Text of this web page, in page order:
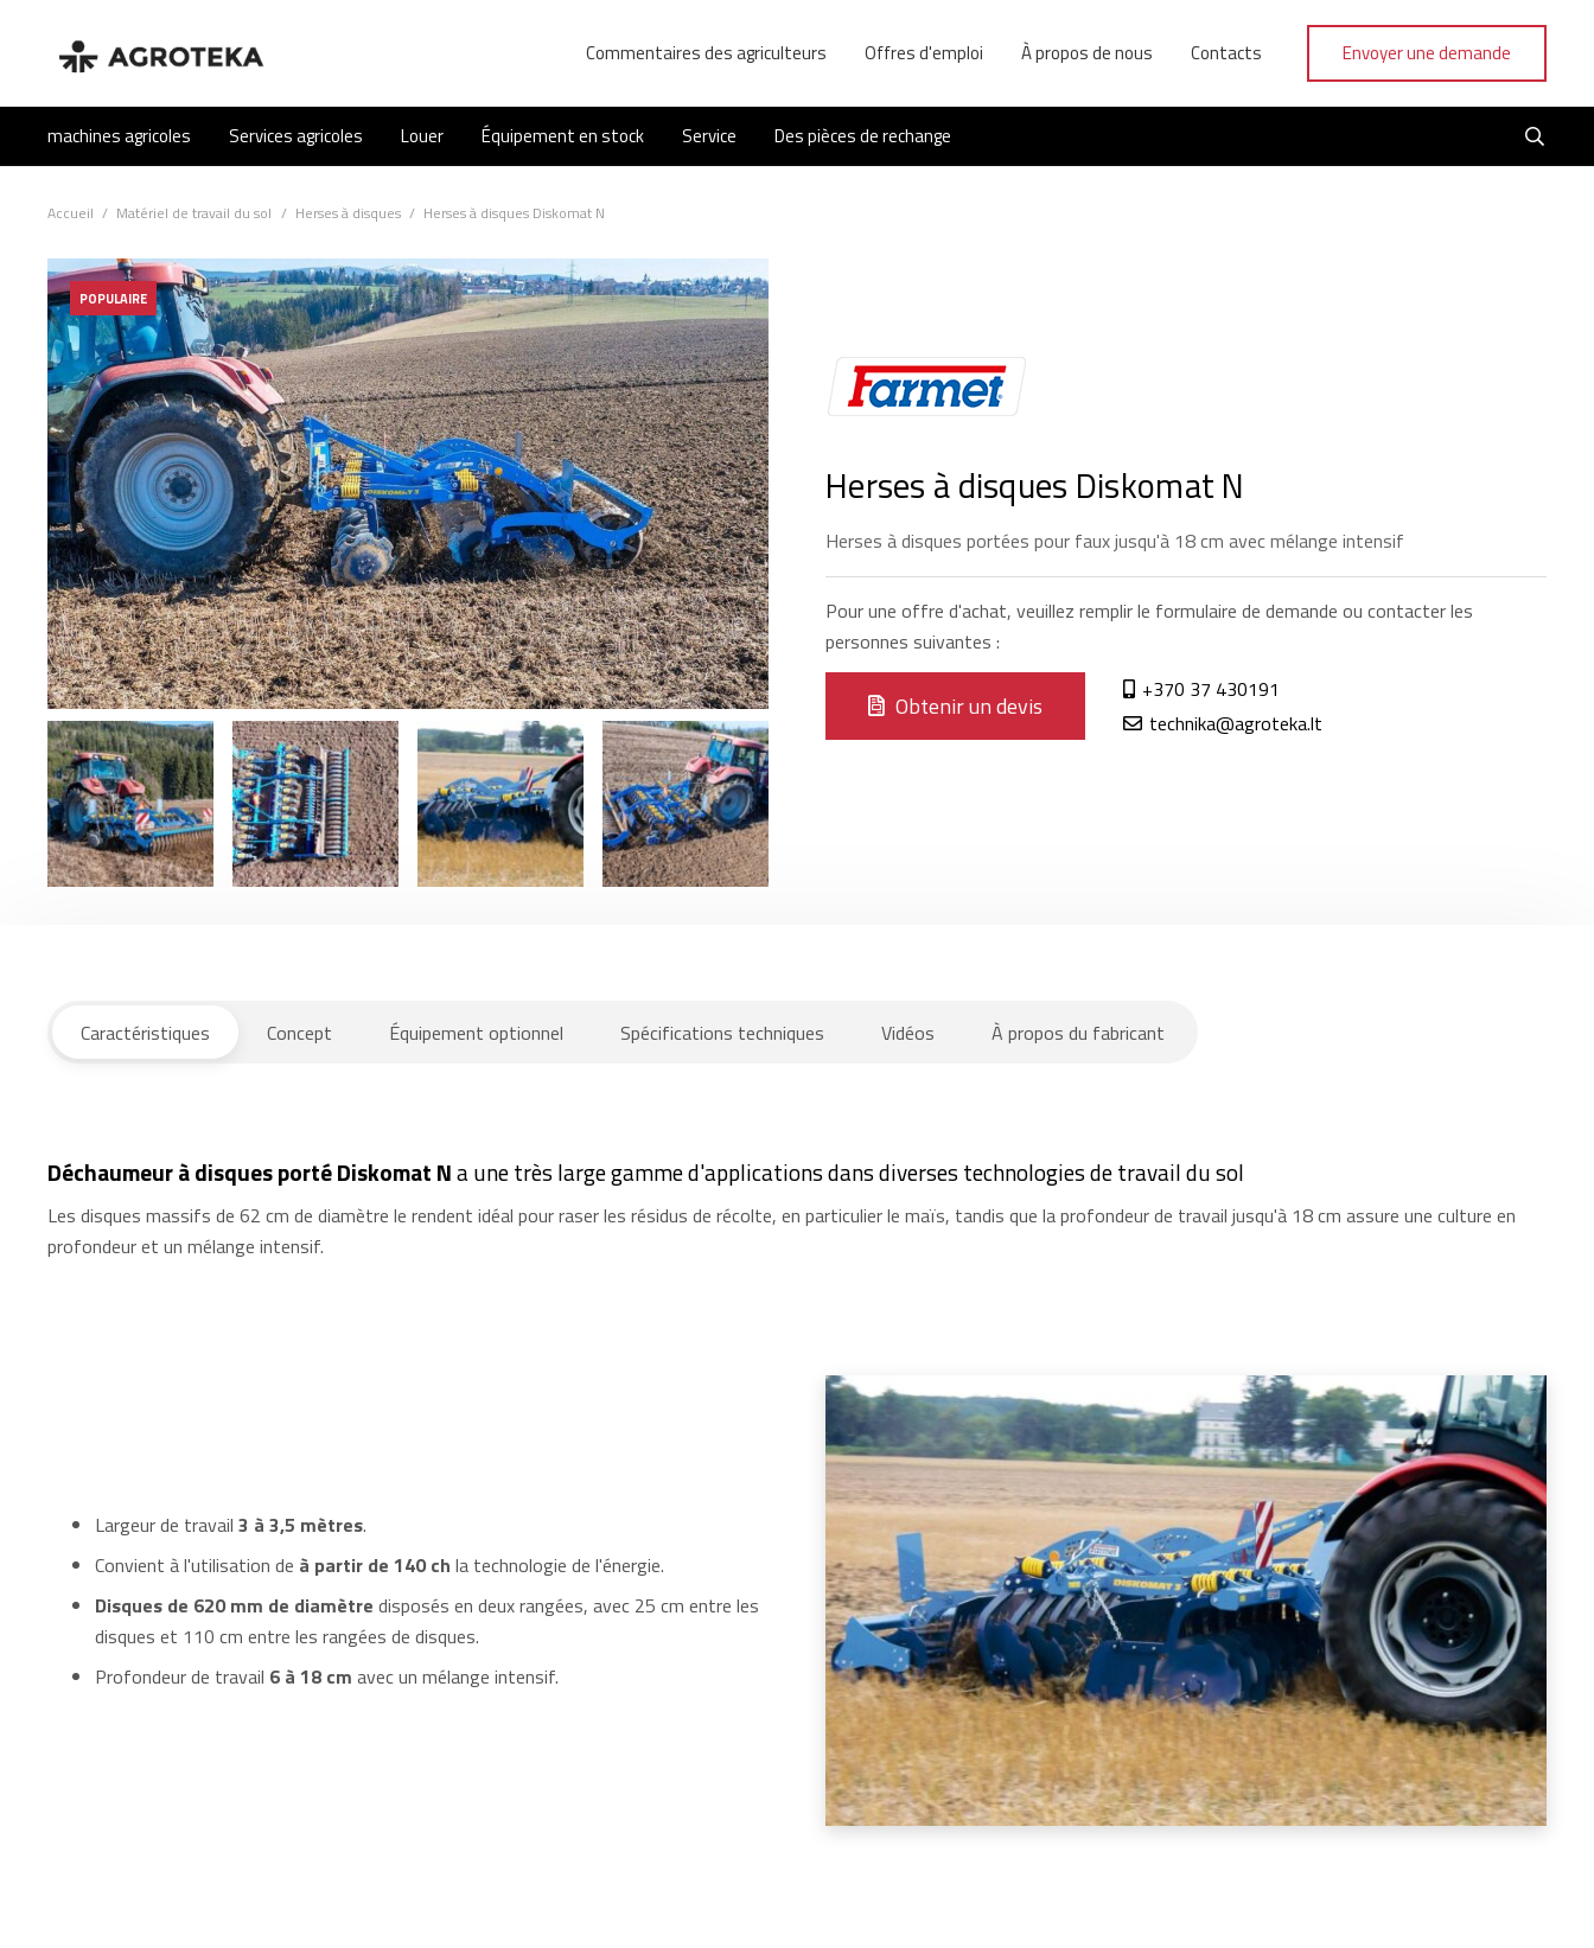
Commentaires des agriculteurs Offres d'emploi À propos de nous Contacts Envoyer une demande
machines agricoles Services agricoles Louer Équipement en stock Service Des pièces de rechange
Accueil / Matériel de travail du sol / Herses à disques / Herses à disques Diskomat N
POPULAIRE
Herses à disques Diskomat N
Herses à disques portées pour faux jusqu'à 18 cm avec mélange intensif
Pour une offre d'achat, veuillez remplir le formulaire de demande ou contacter les
personnes suivantes :
Obtenir un devis
+370 37 430191
technika@agroteka.lt
Caractéristiques Concept Équipement optionnel Spécifications techniques Vidéos À propos du fabricant
Déchaumeur à disques porté Diskomat Na une très large gamme d'applications dans diverses technologies de travail du sol
Les disques massifs de 62 cm de diamètre le rendent idéal pour raser les résidus de récolte, en particulier le maïs, tandis que la profondeur de travail jusqu'à 18 cm assure une culture en
profondeur et un mélange intensif.
Largeur de travail 3 à 3,5 mètres.
Convient à l'utilisation de à partir de 140 ch la technologie de l'énergie.
Disques de 620 mm de diamètre disposés en deux rangées, avec 25 cm entre les
disques et 110 cm entre les rangées de disques.
Profondeur de travail 6 à 18 cm avec un mélange intensif.